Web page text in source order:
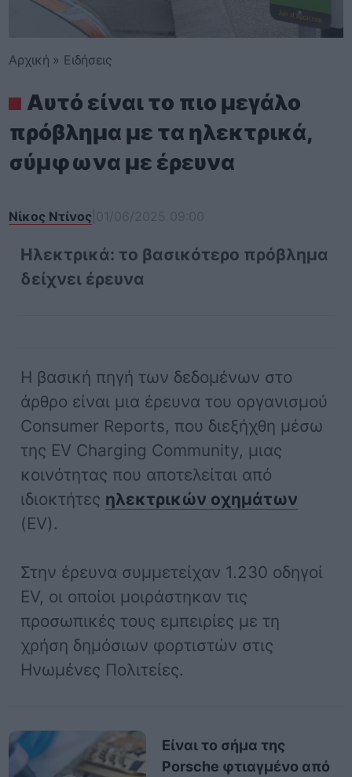
Αρχική » Ειδήσεις
Αυτό είναι το πιο μεγάλο
πρόβλημα με τα ηλεκτρικά,
σύμφωνα με έρευνα
Νίκος Ντίνος
Ηλεκτρικά: το βασικότερο πρόβλημα
δείχνει έρευνα
Η βασική πηγή των δεδομένων στο
άρθρο είναι μια έρευνα του οργανισμού
Consumer Reports, που διεξήχθη μέσω
της EV Charging Community, μιας
κοινότητας που αποτελείται από
ιδιοκτήτες ηλεκτρικών οχημάτων
(EV).
Στην έρευνα συμμετείχαν 1.230 οδηγοί
EV, οι οποίοι μοιράστηκαν τις
προσωπικές τους εμπειρίες με τη
χρήση δημόσιων φορτιστών στις
Ηνωμένες Πολιτείες.
Είναι το σήμα της
Porsche φτιαγμένο από